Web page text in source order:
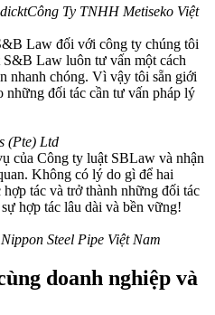
Công Ty TNHH Metiseko Việt
Law đối với công ty chúng tôi
Law luôn tư vấn một cách
nhanh chóng. Vì vậy tôi sẵn giới
đối tác cần tư vấn pháp lý
(Pte) Ltd
của Công ty luật SBLaw và nhận
Không có lý do gì để hai
tác và trở thành những đối tác
hợp tác lâu dài và bền vững!
Steel Pipe Việt Nam
doanh nghiệp và